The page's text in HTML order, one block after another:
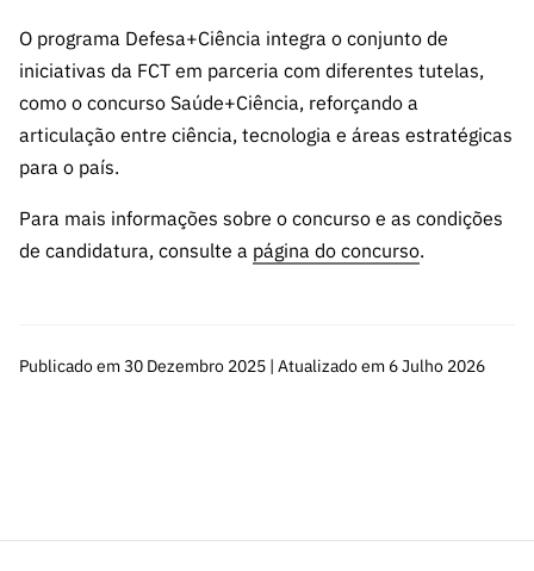
O programa Defesa+Ciência integra o conjunto de
iniciativas da FCT em parceria com diferentes tutelas,
como o concurso Saúde+Ciência, reforçando a
articulação entre ciência, tecnologia e áreas estratégicas
para o país.
Para mais informações sobre o concurso e as condições
de candidatura, consulte a página do concurso.
Publicado em 30 Dezembro 2025 | Atualizado em 6 Julho 2026